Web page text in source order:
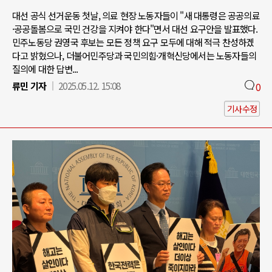
대선 공식 선거운동 첫날, 의료 현장 노동자들이 "새 대통령은 공공의료
·공공돌봄으로 국민 건강을 지켜야 한다"면서 대선 요구안을 발표했다.
민주노동당 권영국 후보는 모든 정책 요구 모두에 대해 적극 찬성하겠
다고 밝혔으나, 더불어민주당과 국민의힘·개혁신당에서는 노동자들의
질의에 대한 답변...
류민 기자
2025.05.12. 15:08 0
기사수정